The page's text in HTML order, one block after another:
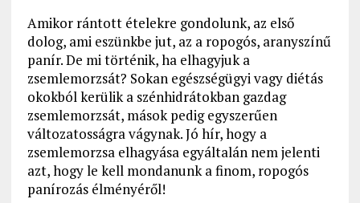
Amikor rántott ételekre gondolunk, az első
dolog, ami eszünkbe jut, az a ropogós, aranyszínű
panír. De mi történik, ha elhagyjuk a
zsemlemorzsát? Sokan egészségügyi vagy diétás
okokból kerülik a szénhidrátokban gazdag
zsemlemorzsát, mások pedig egyszerűen
változatosságra vágynak. Jó hír, hogy a
zsemlemorzsa elhagyása egyáltalán nem jelenti
azt, hogy le kell mondanunk a finom, ropogós
panírozás élményéről!